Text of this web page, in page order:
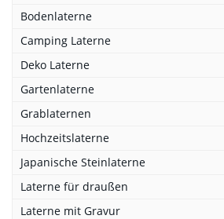
Bodenlaterne
Camping Laterne
Deko Laterne
Gartenlaterne
Grablaternen
Hochzeitslaterne
Japanische Steinlaterne
Laterne für draußen
Laterne mit Gravur